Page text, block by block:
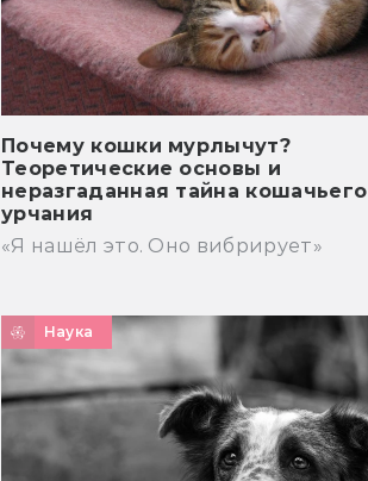
Почему кошки мурлычут?
Теоретические основы и
неразгаданная тайна кошачьего
урчания
«Я нашёл это. Оно вибрирует»
Наука